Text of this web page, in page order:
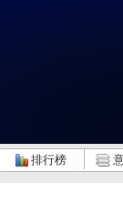
排行榜